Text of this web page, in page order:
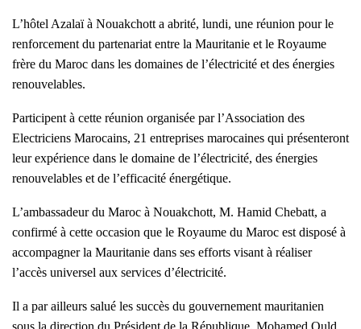
L’hôtel Azalaï à Nouakchott a abrité, lundi, une réunion pour le
renforcement du partenariat entre la Mauritanie et le Royaume
frère du Maroc dans les domaines de l’électricité et des énergies
renouvelables.
Participent à cette réunion organisée par l’Association des
Electriciens Marocains, 21 entreprises marocaines qui présenteront
leur expérience dans le domaine de l’électricité, des énergies
renouvelables et de l’efficacité énergétique.
L’ambassadeur du Maroc à Nouakchott, M. Hamid Chebatt, a
confirmé à cette occasion que le Royaume du Maroc est disposé à
accompagner la Mauritanie dans ses efforts visant à réaliser
l’accès universel aux services d’électricité.
Il a par ailleurs salué les succès du gouvernement mauritanien